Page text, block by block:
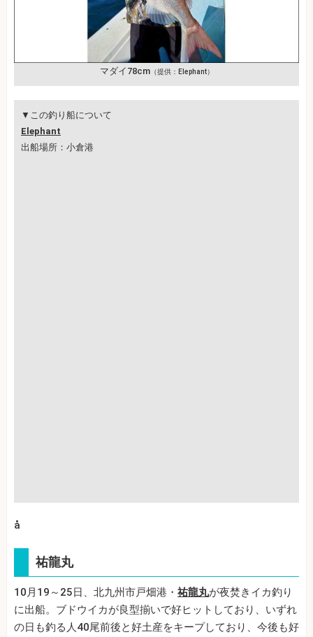
マダイ78cm（提供：Elephant）
▼この釣り船について
Elephant
出船場所：小倉港
å
祐龍丸
10月19～25日、北九州市戸畑港・ 祐龍丸が夜焚きイカ釣り
に出船。ブドウイカが良型揃いで好ヒットしており、いずれ
の日も釣る人40尾前後と好土産をキープしており、今後も好